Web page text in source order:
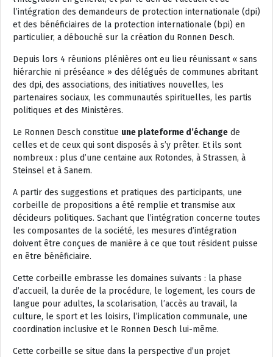
l’intégration des demandeurs de protection internationale (dpi)
et des bénéficiaires de la protection internationale (bpi) en
particulier, a débouché sur la création du Ronnen Desch.
Depuis lors 4 réunions plénières ont eu lieu réunissant « sans
hiérarchie ni préséance » des délégués de communes abritant
des dpi, des associations, des initiatives nouvelles, les
partenaires sociaux, les communautés spirituelles, les partis
politiques et des Ministères.
Le Ronnen Desch constitue une plateforme d’échange de
celles et de ceux qui sont disposés à s’y prêter. Et ils sont
nombreux : plus d’une centaine aux Rotondes, à Strassen, à
Steinsel et à Sanem.
A partir des suggestions et pratiques des participants, une
corbeille de propositions a été remplie et transmise aux
décideurs politiques. Sachant que l’intégration concerne toutes
les composantes de la société, les mesures d’intégration
doivent être conçues de manière à ce que tout résident puisse
en être bénéficiaire.
Cette corbeille embrasse les domaines suivants : la phase
d’accueil, la durée de la procédure, le logement, les cours de
langue pour adultes, la scolarisation, l’accès au travail, la
culture, le sport et les loisirs, l’implication communale, une
coordination inclusive et le Ronnen Desch lui-même.
Cette corbeille se situe dans la perspective d’un projet